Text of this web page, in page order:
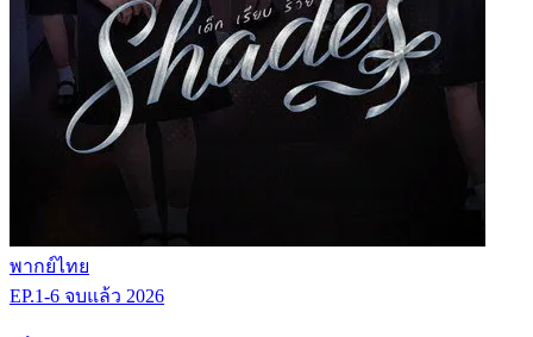
พากย์ไทย
EP.1-6 จบแล้ว 2026